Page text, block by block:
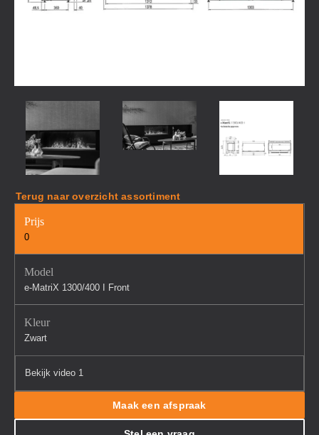
Terug naar overzicht assortiment
Prijs
0
Model
e-MatriX 1300/400 I Front
Kleur
Zwart
Bekijk video 1
Maak een afspraak